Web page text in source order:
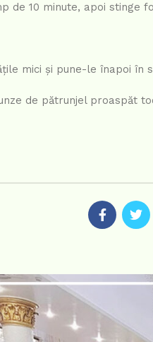
10 minute, apoi stinge
mici și pune-le înapoi
de pătrunjel proaspăt